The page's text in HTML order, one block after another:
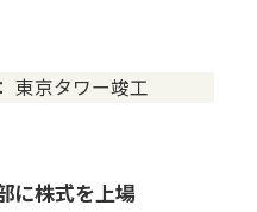
東京タワー竣工
に株式を上場